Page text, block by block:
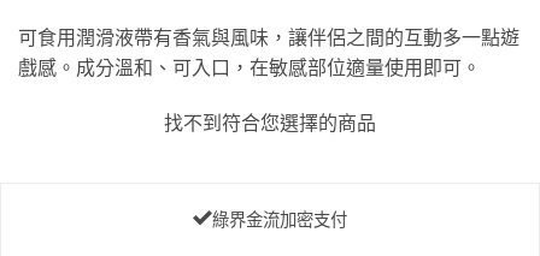
可食用潤滑液帶有香氣與風味，讓伴侶之間的互動多一點遊
戲感。成分溫和、可入口，在敏感部位適量使用即可。
找不到符合您選擇的商品
綠界金流加密支付